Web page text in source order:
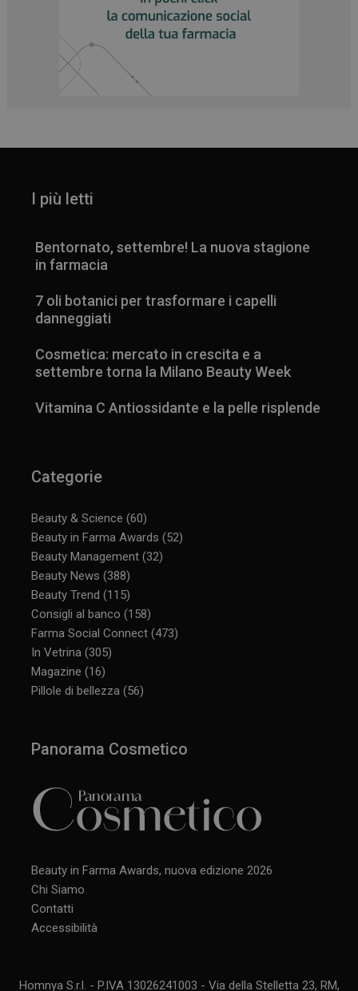
I più letti
Bentornato, settembre! La nuova stagione
in farmacia
7 oli botanici per trasformare i capelli
danneggiati
Cosmetica: mercato in crescita e a
settembre torna la Milano Beauty Week
Vitamina C Antiossidante e la pelle risplende
Categorie
Beauty & Science (60)
Beauty in Farma Awards (52)
Beauty Management (32)
Beauty News (388)
Beauty Trend (115)
Consigli al banco (158)
Farma Social Connect (473)
In Vetrina (305)
Magazine (16)
Pillole di bellezza (56)
Panorama Cosmetico
Beauty in Farma Awards, nuova edizione 2026
Chi Siamo
Contatti
Accessibilità
Homnya S.r.l. - P.IVA 13026241003 - Via della Stelletta 23, RM,
_ga_YJ0035S3E9
CookieScriptConsent